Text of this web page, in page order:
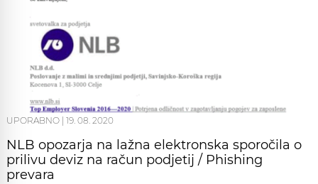
UPORABNO 19. 08. 2020
NLB opozarja na lažna elektronska sporočila o
prilivu deviz na račun podjetij / Phishing
prevara